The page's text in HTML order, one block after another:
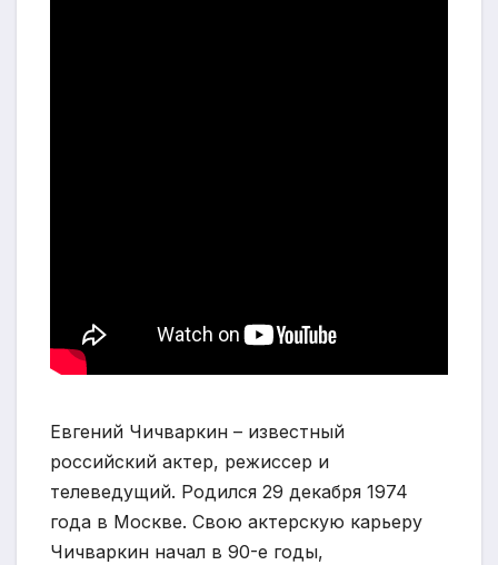
Евгений Чичваркин – известный
российский актер, режиссер и
телеведущий. Родился 29 декабря 1974
года в Москве. Свою актерскую карьеру
Чичваркин начал в 90-е годы,